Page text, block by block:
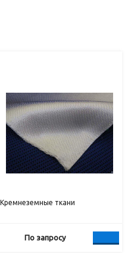
Кремнеземные ткани
По запросу